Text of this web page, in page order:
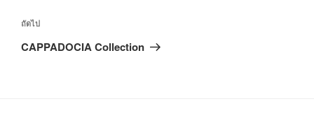
ถัดไป
CAPPADOCIA Collection